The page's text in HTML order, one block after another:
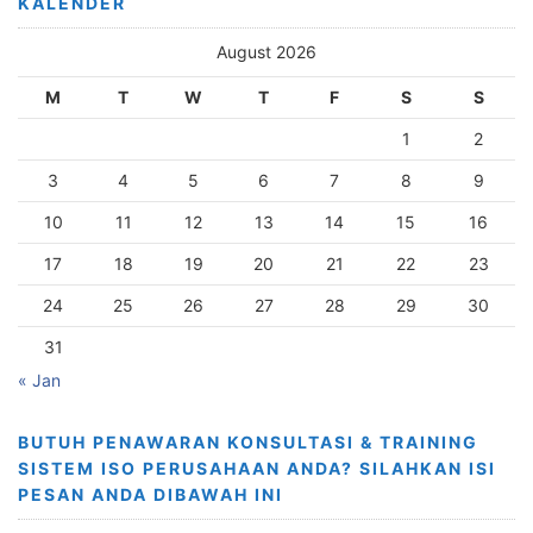
August 2026
M T W T F S S
1 2
3 4 5 6 7 8 9
10 11 12 13 14 15 16
17 18 19 20 21 22 23
24 25 26 27 28 29 30
31
« Jan
BUTUH PENAWARAN KONSULTASI & TRAINING
SISTEM ISO PERUSAHAAN ANDA? SILAHKAN ISI
PESAN ANDA DIBAWAH INI